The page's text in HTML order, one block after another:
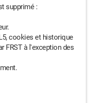
supprimé :
cookies et historique
à l'exception des